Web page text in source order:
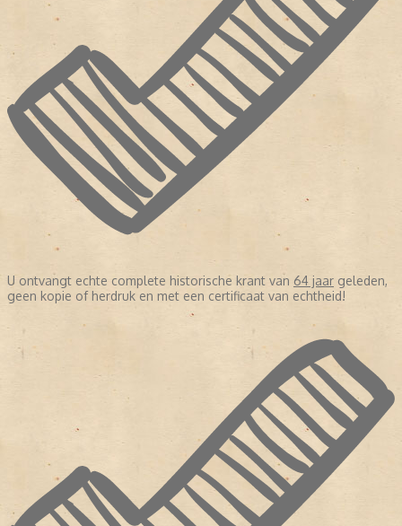
U ontvangt echte complete historische krant van 64 jaar geleden,
geen kopie of herdruk en met een certificaat van echtheid!